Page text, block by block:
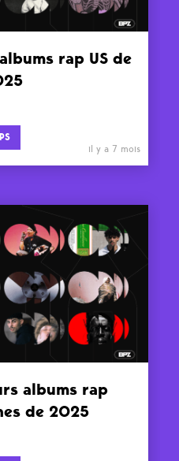
rap US de
il y a 7 mois
albums rap
de 2025